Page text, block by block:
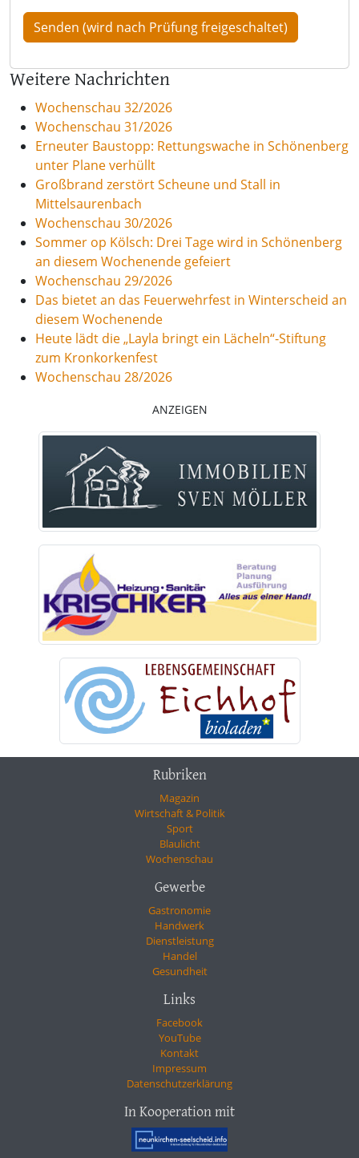
Weitere Nachrichten
Wochenschau 32/2026
Wochenschau 31/2026
Erneuter Baustopp: Rettungswache in Schönenberg
unter Plane verhüllt
Großbrand zerstört Scheune und Stall in
Mittelsaurenbach
Wochenschau 30/2026
Sommer op Kölsch: Drei Tage wird in Schönenberg
an diesem Wochenende gefeiert
Wochenschau 29/2026
Das bietet an das Feuerwehrfest in Winterscheid an
diesem Wochenende
Heute lädt die „Layla bringt ein Lächeln“-Stiftung
zum Kronkorkenfest
Wochenschau 28/2026
ANZEIGEN
Rubriken
Magazin
Wirtschaft & Politik
Sport
Blaulicht
Wochenschau
Gewerbe
Gastronomie
Handwerk
Dienstleistung
Handel
Gesundheit
Links
Facebook
YouTube
Kontakt
Impressum
Datenschutzerklärung
In Kooperation mit